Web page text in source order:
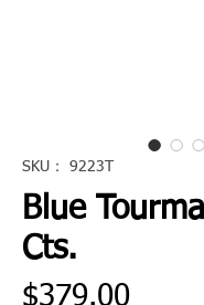
SKU： 9223T
Blue
Cts.
$379.00価